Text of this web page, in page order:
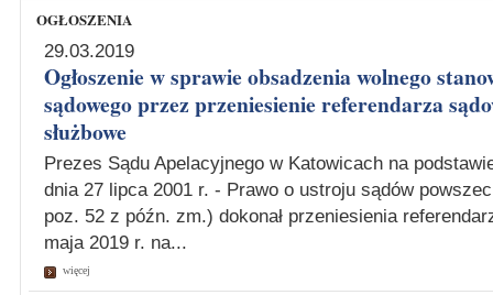
OGŁOSZENIA
29.03.2019
Ogłoszenie w sprawie obsadzenia wolnego
sądowego przez przeniesienie referendarza
służbowe
Prezes Sądu Apelacyjnego w Katowicach na
dnia 27 lipca 2001 r. - Prawo o ustroju sądów
poz. 52 z późn. zm.) dokonał przeniesienia
maja 2019 r. na...
więcej